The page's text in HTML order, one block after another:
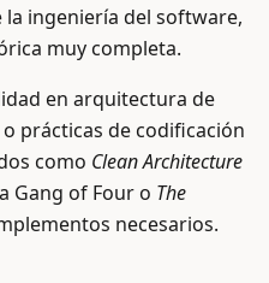
ingeniería del software,
muy completa.
en arquitectura de
prácticas de codificación
como Clean Architecture
Gang of Four o The
necesarios.